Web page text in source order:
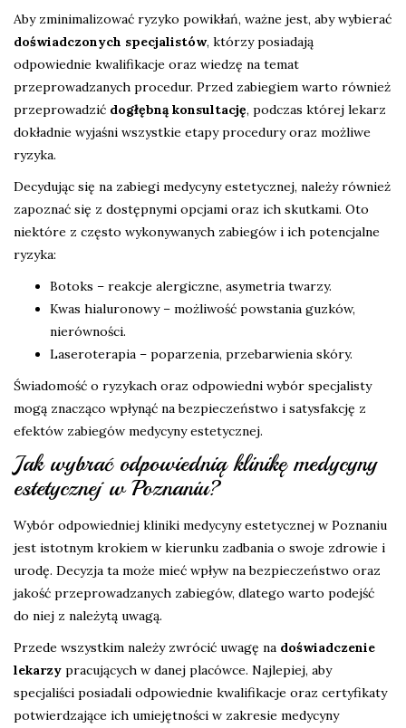
Aby zminimalizować ryzyko powikłań, ważne jest, aby wybierać
doświadczonych specjalistów, którzy posiadają
odpowiednie kwalifikacje oraz wiedzę na temat
przeprowadzanych procedur. Przed zabiegiem warto również
przeprowadzić dogłębną konsultację, podczas której lekarz
dokładnie wyjaśni wszystkie etapy procedury oraz możliwe
ryzyka.
Decydując się na zabiegi medycyny estetycznej, należy również
zapoznać się z dostępnymi opcjami oraz ich skutkami. Oto
niektóre z często wykonywanych zabiegów i ich potencjalne
ryzyka:
Botoks – reakcje alergiczne, asymetria twarzy.
Kwas hialuronowy – możliwość powstania guzków,
nierówności.
Laseroterapia – poparzenia, przebarwienia skóry.
Świadomość o ryzykach oraz odpowiedni wybór specjalisty
mogą znacząco wpłynąć na bezpieczeństwo i satysfakcję z
efektów zabiegów medycyny estetycznej.
Jak wybrać odpowiednią klinikę medycyny
estetycznej w Poznaniu?
Wybór odpowiedniej kliniki medycyny estetycznej w Poznaniu
jest istotnym krokiem w kierunku zadbania o swoje zdrowie i
urodę. Decyzja ta może mieć wpływ na bezpieczeństwo oraz
jakość przeprowadzanych zabiegów, dlatego warto podejść
do niej z należytą uwagą.
Przede wszystkim należy zwrócić uwagę na doświadczenie
lekarzy pracujących w danej placówce. Najlepiej, aby
specjaliści posiadali odpowiednie kwalifikacje oraz certyfikaty
potwierdzające ich umiejętności w zakresie medycyny